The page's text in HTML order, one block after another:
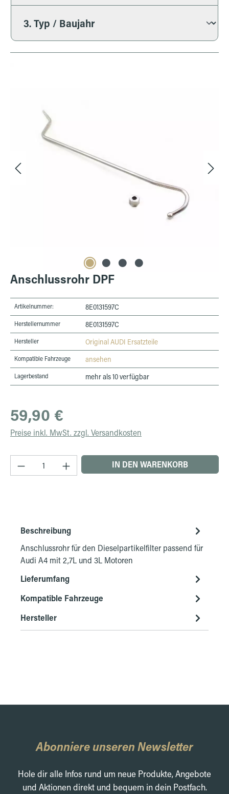
Anschlussrohr DPF
Artikelnummer: 8E0131597C
Herstellernummer 8E0131597C
Hersteller Original AUDI Ersatzteile
Kompatible Fahrzeuge ansehen
Lagerbestand mehr als 10 verfügbar
Regulärer Preis:
59,90 €
Preise inkl. MwSt. zzgl. Versandkosten
Produkt Anzahl: Gib den gewünschten Wert
IN DEN WARENKORB
Beschreibung
Anschlussrohr für den Dieselpartikelfilter passend für
Audi A4 mit 2,7L und 3L Motoren
Lieferumfang
Kompatible Fahrzeuge
Hersteller
Abonniere unseren Newsletter
Hole dir alle Infos rund um neue Produkte, Angebote
und Aktionen direkt und bequem in dein Postfach.